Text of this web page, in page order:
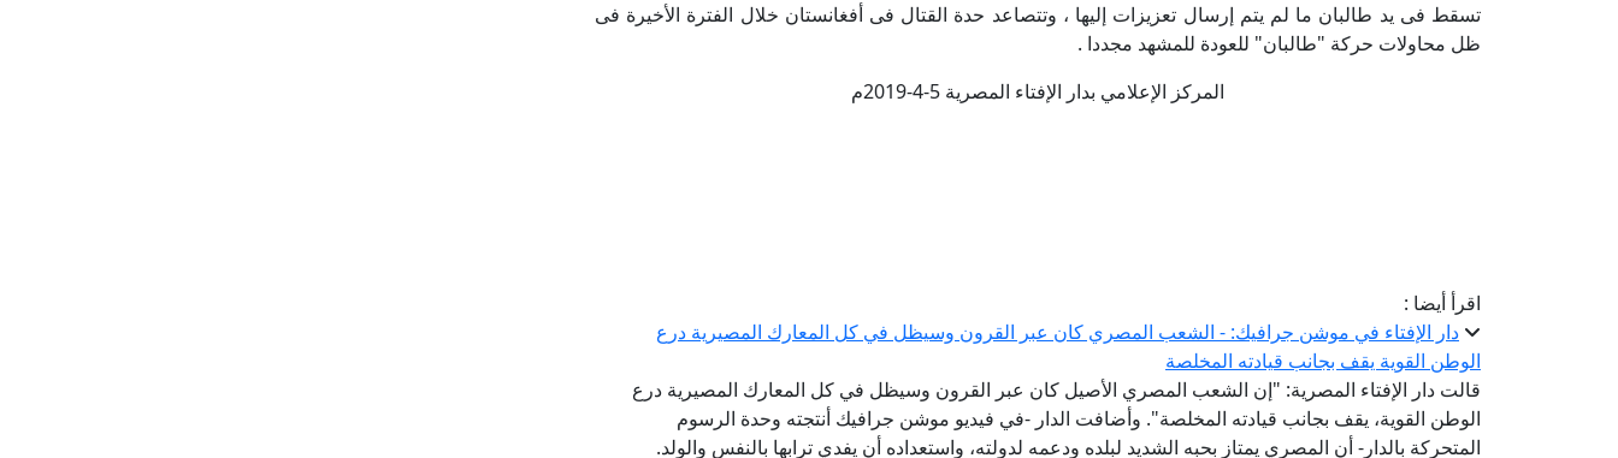
تسقط فى يد طالبان ما لم يتم إرسال تعزيزات إليها ، وتتصاعد حدة القتال فى أفغانستان خلال الفترة الأخيرة فى
ظل محاولات حركة "طالبان" للعودة للمشهد مجددا .
المركز الإعلامي بدار الإفتاء المصرية 5-4-2019م
اقرأ أيضا :
دار الإفتاء في موشن جرافيك: - الشعب المصري كان عبر القرون وسيظل في كل المعارك المصيرية درع
الوطن القوية يقف بجانب قيادته المخلصة
قالت دار الإفتاء المصرية: "إن الشعب المصري الأصيل كان عبر القرون وسيظل في كل المعارك المصيرية درع
الوطن القوية، يقف بجانب قيادته المخلصة". وأضافت الدار -في فيديو موشن جرافيك أنتجته وحدة الرسوم
المتحركة بالدار- أن المصري يمتاز بحبه الشديد لبلده ودعمه لدولته، واستعداده أن يفدي ترابها بالنفس والولد.